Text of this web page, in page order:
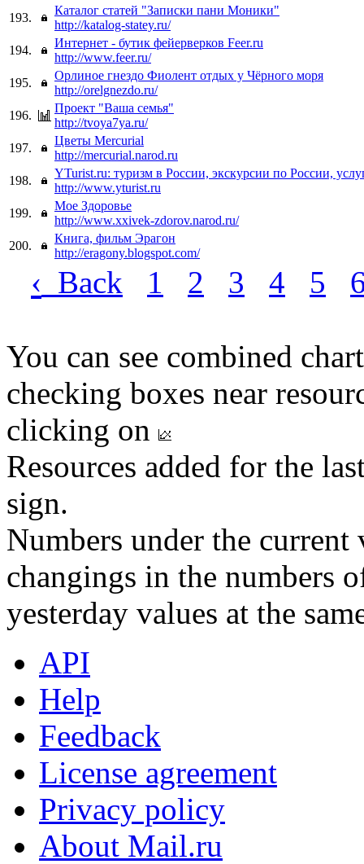
193.
Каталог статей "Записки пани Моники"
http://katalog-statey.ru/
194.
Интернет - бутик фейерверков Feer.ru
http://www.feer.ru/
195.
Орлиное гнездо Фиолент отдых у Чёрного моря
http://orelgnezdo.ru/
196.
Проект "Ваша семья"
http://tvoya7ya.ru/
197.
Цветы Mercurial
http://mercurial.narod.ru
198.
YTurist.ru: туризм в России, экскурсии по России,
http://www.yturist.ru
199.
Мое Здоровье
http://www.xxivek-zdorov.narod.ru/
200.
Книга, фильм Эрагон
http://eragony.blogspot.com/
‹ Back 1 2 3 4 5
You can see combined
checking boxes near
clicking on
Resources added for the
sign.
Numbers under the
changings in the numbers
yesterday values at the
API
Help
Feedback
License agreement
Privacy policy
About Mail.ru